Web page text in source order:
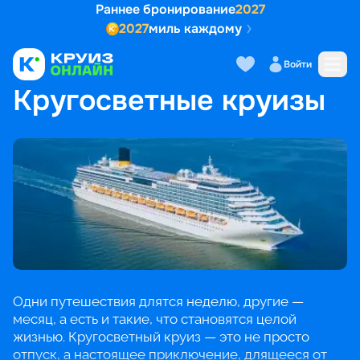
Раннее бронирование2027
2027миль каждому
Войти
ГЛАВНАЯ • ПОПУЛЯРНЫЕ НАПРАВЛЕНИЯ КРУГОСВЕТНЫЕ КРУИЗЫ
Кругосветные круизы
Одни путешествия длятся неделю, другие —
месяц, а есть и такие, что становятся целой
жизнью. Кругосветный круиз — это не просто
отпуск, а настоящее приключение, длящееся от